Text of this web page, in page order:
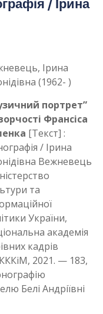
/ Ірина
Ірина
(1962- )
портрет”
Франсіса
[Текст] :
/ Ірина
Вежневець
та
України,
академія
кадрів
2021. — 183,
Белі Андріївні